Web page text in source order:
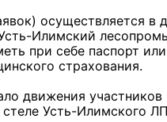
осуществляется в
Илимский
при себе паспорт
страхования.
движения
Усть-Илимского